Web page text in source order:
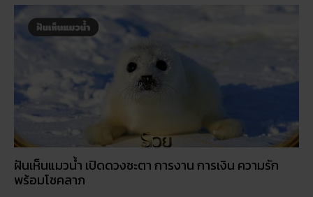
ฝันเห็นแมวน้ำ เปิดดวงชะตา การงาน การเงิน ความรัก
พร้อมโชคลาภ